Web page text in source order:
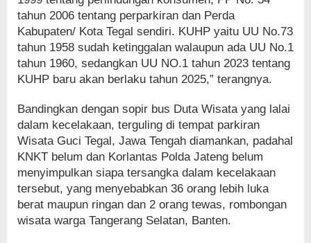
tahun 2006 tentang perparkiran dan Perda
Kabupaten/ Kota Tegal sendiri. KUHP yaitu UU No.73
tahun 1958 sudah ketinggalan walaupun ada UU No.1
tahun 1960, sedangkan UU NO.1 tahun 2023 tentang
KUHP baru akan berlaku tahun 2025,” terangnya.
Bandingkan dengan sopir bus Duta Wisata yang lalai
dalam kecelakaan, terguling di tempat parkiran
Wisata Guci Tegal, Jawa Tengah diamankan, padahal
KNKT belum dan Korlantas Polda Jateng belum
menyimpulkan siapa tersangka dalam kecelakaan
tersebut, yang menyebabkan 36 orang lebih luka
berat maupun ringan dan 2 orang tewas, rombongan
wisata warga Tangerang Selatan, Banten.